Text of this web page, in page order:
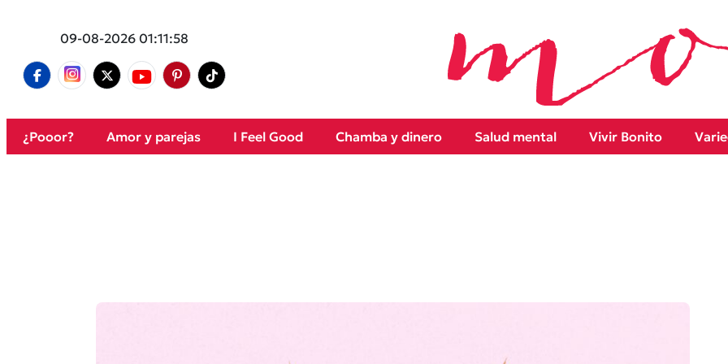
09-08-2026 01:11:58
¿Pooor? Amor y parejas I Feel Good Chamba y dinero Salud mental Vivir Bonito